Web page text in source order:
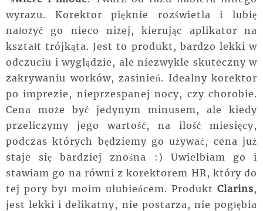
wyrazu. Korektor pięknie rozświetla i lubię
nałożyć go nieco niżej, kierując aplikator na
kształt trójkąta. Jest to produkt, bardzo lekki w
odczuciu i wyglądzie, ale niezwykle skuteczny w
zakrywaniu worków, zasinień. Idealny korektor
po imprezie, nieprzespanej nocy, czy chorobie.
Cena może być jedynym minusem, ale kiedy
przeliczymy jego wartość, na ilość miesięcy,
podczas których będziemy go używać, cena już
staje się bardziej znośna :) Uwielbiam go i
stawiam go na równi z korektorem HR, który do
tej pory był moim ulubieńcem. Produkt Clarins,
jest lekki i delikatny, nie postarza, nie pogłębia